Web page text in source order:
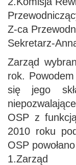
Z-ca
Sekretarz-
Zarząd
rok.
się jego
OSP z
2010 roku
OSP
1.Zarząd